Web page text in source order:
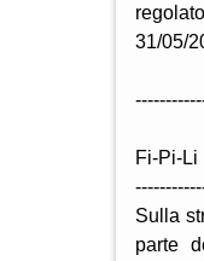
31/05/
Fi-Pi-Li
Sulla
parte